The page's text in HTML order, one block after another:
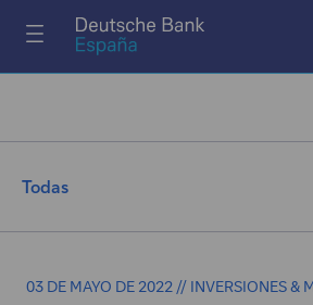
Todas
03 DE MAYO DE 2022 // INVERSIONES &